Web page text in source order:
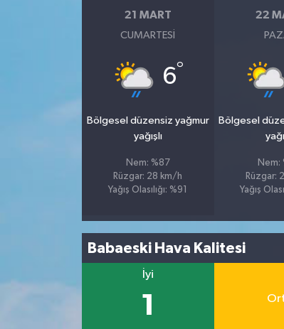
21 MART
CUMARTESI
6°
Bölgesel düzensiz yağmur
yağışlı
Nem: %87
Rüzgar: 28 km/h
Yağış Olasılığı: %91
22
Bölgesel
Nem:
Rüzgar:
Yağış
Babaeski Hava Kalitesi
İyi
1